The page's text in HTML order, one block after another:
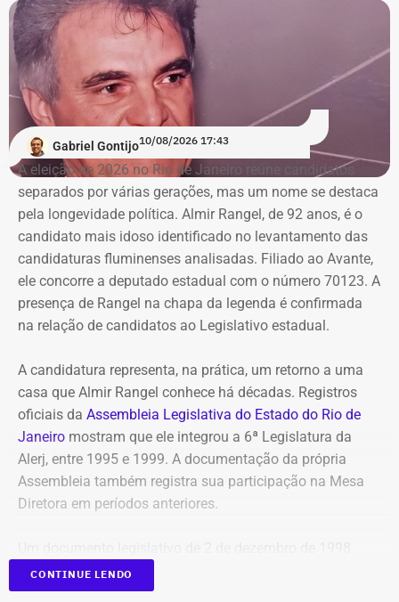
Gabriel Gontijo10/08/2026 17:43
A eleição de 2026 no Rio de Janeiro reúne candidatos
separados por várias gerações, mas um nome se destaca
pela longevidade política. Almir Rangel, de 92 anos, é o
candidato mais idoso identificado no levantamento das
candidaturas fluminenses analisadas. Filiado ao Avante,
ele concorre a deputado estadual com o número 70123. A
presença de Rangel na chapa da legenda é confirmada
na relação de candidatos ao Legislativo estadual.
A candidatura representa, na prática, um retorno a uma
casa que Almir Rangel conhece há décadas. Registros
oficiais da Assembleia Legislativa do Estado do Rio de
Janeiro mostram que ele integrou a 6ª Legislatura da
Alerj, entre 1995 e 1999. A documentação da própria
Assembleia também registra sua participação na Mesa
Diretora em períodos anteriores.
ajuda a dimensionar a extensão dessa trajetória. Naquele
dia, Rangel assinava como deputado estadual um projeto
CONTINUE LENDO